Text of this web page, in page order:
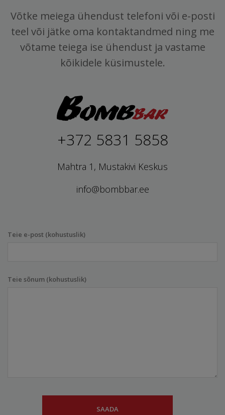
Võtke meiega ühendust telefoni või e-posti
teel või jätke oma kontaktandmed ning me
võtame teiega ise ühendust ja vastame
kõikidele küsimustele.
+372 5831 5858
Mahtra 1, Mustakivi Keskus
info@bombbar.ee
Teie e-post (kohustuslik)
Teie sõnum (kohustuslik)